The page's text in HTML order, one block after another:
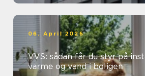
06. April 2026
VVS: sådan får du styr på
varme og vand i boligen